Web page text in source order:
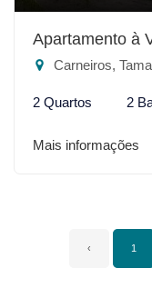
Apartamento à
Carneiros,
2 Quartos 2
Mais informações
‹ 1